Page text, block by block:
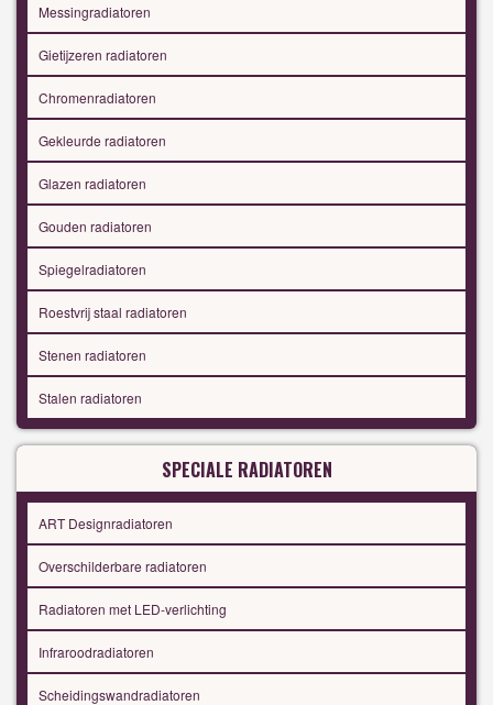
Messingradiatoren
Gietijzeren radiatoren
Chromenradiatoren
Gekleurde radiatoren
Glazen radiatoren
Gouden radiatoren
Spiegelradiatoren
Roestvrij staal radiatoren
Stenen radiatoren
Stalen radiatoren
SPECIALE RADIATOREN
ART Designradiatoren
Overschilderbare radiatoren
Radiatoren met LED-verlichting
Infraroodradiatoren
Scheidingswandradiatoren